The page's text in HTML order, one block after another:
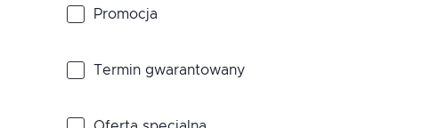
Czerwiec
Lipiec
Sierpień
Promocja
Termin gwarantowany